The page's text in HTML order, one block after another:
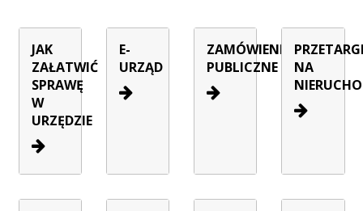
JAK
ZAŁATWIĆ
SPRAWĘ
W
URZĘDZIE
E-
URZĄD
ZAMÓWIENIA
PUBLICZNE
NA